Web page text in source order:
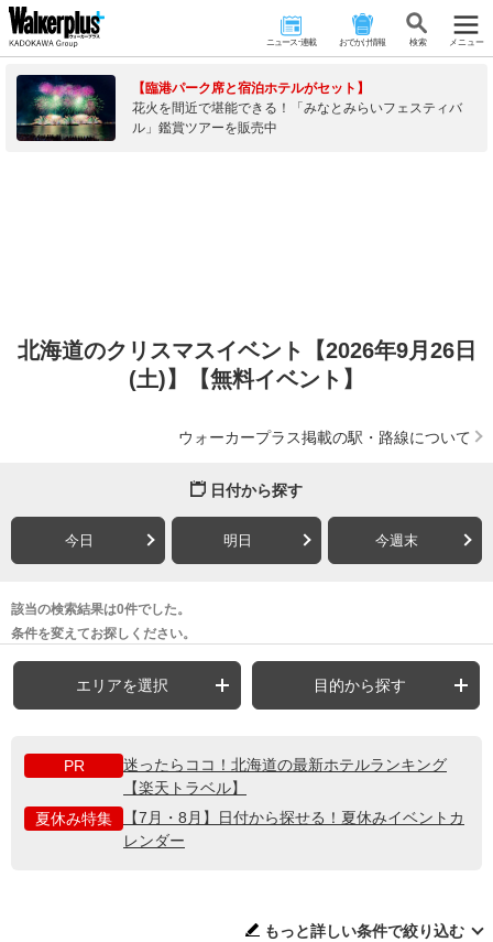
ニュース･連載 おでかけ情報 検 索 メニュー
【臨港パーク席と宿泊ホテルがセット】
花火を間近で堪能できる！「みなとみらいフェスティバ
ル」鑑賞ツアーを販売中
北海道のクリスマスイベント【2026年9月26日
(土)】【無料イベント】
ウォーカープラス掲載の駅・路線について
日付から探す
今日 明日 今週末
該当の検索結果は0件でした。
条件を変えてお探しください。
エリアを選択 目的から探す
PR
迷ったらココ！北海道の最新ホテルランキング
【楽天トラベル】
夏休み特集
【7月・8月】日付から探せる！夏休みイベントカ
レンダー
もっと詳しい条件で絞り込む